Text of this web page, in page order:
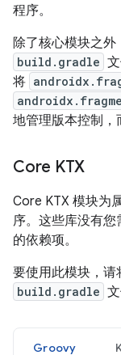
程序。
除了核心模块之
build.gradle
将
地管理版本控制，
Core KTX
Core KTX 模块为
序。这些库没有您
的依赖项。
要使用此模块，请
build.gradle
Groovy